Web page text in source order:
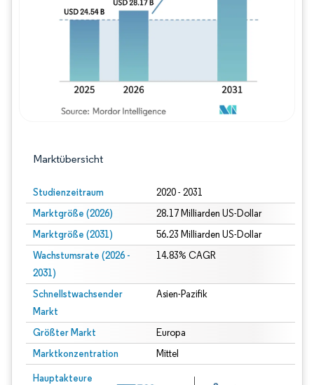
Marktübersicht
Studienzeitraum 2020 - 2031
Marktgröße (2026) 28.17 Milliarden US-Dollar
Marktgröße (2031) 56.23 Milliarden US-Dollar
Wachstumsrate (2026 -
2031)
14.83% CAGR
Schnellstwachsender
Markt
Asien-Pazifik
Größter Markt Europa
Marktkonzentration Mittel
Hauptakteure
Bild © Mordor Intelligence. Wiederverwendung erfordert Namensnennung